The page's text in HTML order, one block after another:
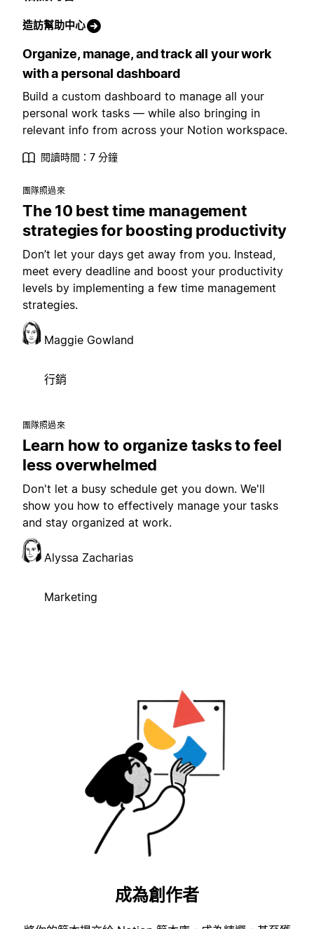
造訪幫助中心
Organize, manage, and track all your work
with a personal dashboard
Build a custom dashboard to manage all your
personal work tasks — while also bringing in
relevant info from across your Notion workspace.
閱讀時間：7 分鐘
團隊照過來
The 10 best time management
strategies for boosting productivity
Don’t let your days get away from you. Instead,
meet every deadline and boost your productivity
levels by implementing a few time management
strategies.
Maggie Gowland
行銷
團隊照過來
Learn how to organize tasks to feel
less overwhelmed
Don't let a busy schedule get you down. We'll
show you how to effectively manage your tasks
and stay organized at work.
Alyssa Zacharias
Marketing
成為創作者